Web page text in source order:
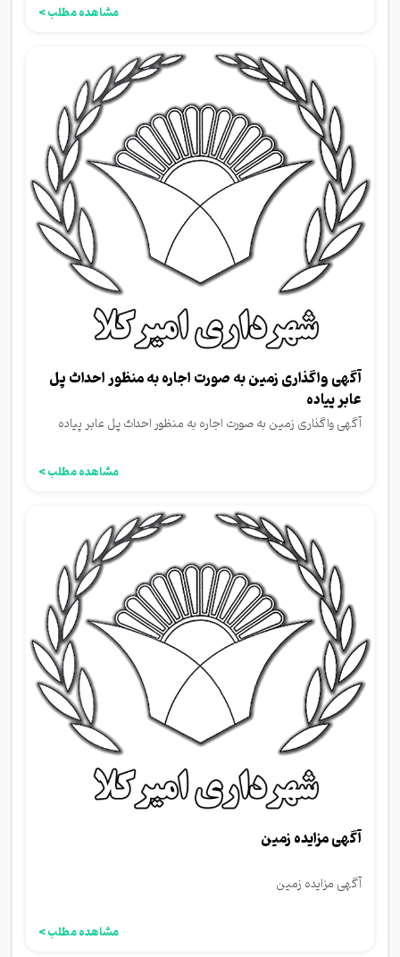
مشاهده مطلب >
آگهی واگذاری زمین به صورت اجاره به منظور احداث پل
عابر پیاده
آگهی واگذاری زمین به صورت اجاره به منظور احداث پل عابر پیاده
مشاهده مطلب >
آگهی مزایده زمین
آگهی مزایده زمین
مشاهده مطلب >